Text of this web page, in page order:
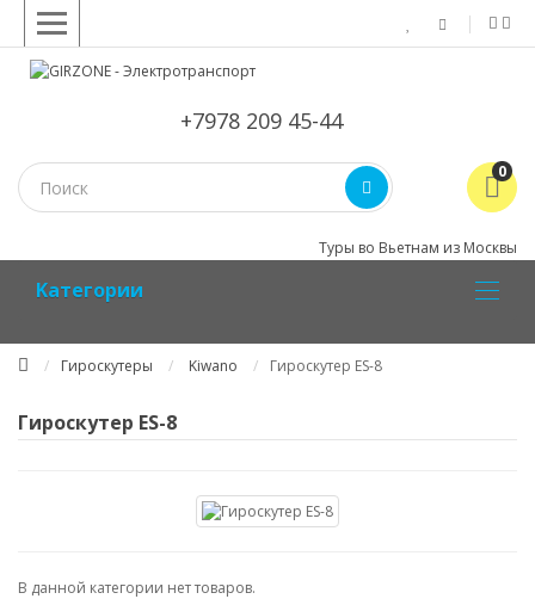
+7978 209 45-44
0
Туры во Вьетнам из Москвы
Kатегории
Гироскутеры Kiwano Гироскутер ES-8
Гироскутер ES-8
В данной категории нет товаров.